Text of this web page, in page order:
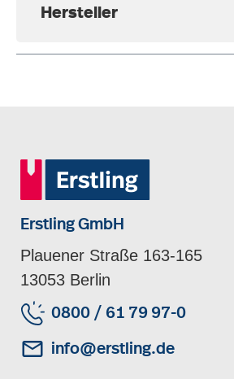
Hersteller
Erstling GmbH
Plauener Straße 163-165
13053 Berlin
0800 / 61 79 97-0
info@erstling.de